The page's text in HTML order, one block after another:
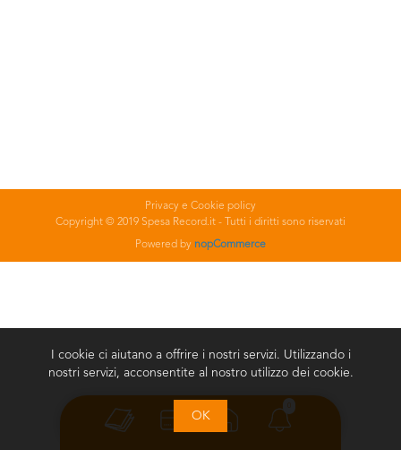
Privacy e Cookie policy
Copyright © 2019 Spesa Record.it - Tutti i diritti sono riservati
Powered by nopCommerce
I cookie ci aiutano a offrire i nostri servizi. Utilizzando i
nostri servizi, acconsentite al nostro utilizzo dei cookie.
OK